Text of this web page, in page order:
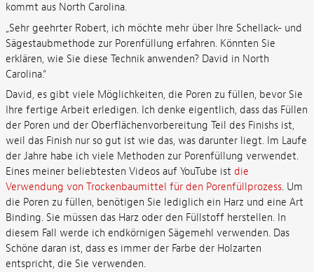
kommt aus North Carolina.
„Sehr geehrter Robert, ich möchte mehr über Ihre Schellack- und
Sägestaubmethode zur Porenfüllung erfahren. Könnten Sie
erklären, wie Sie diese Technik anwenden? David in North
Carolina.“
David, es gibt viele Möglichkeiten, die Poren zu füllen, bevor Sie
Ihre fertige Arbeit erledigen. Ich denke eigentlich, dass das Füllen
der Poren und der Oberflächenvorbereitung Teil des Finishs ist,
weil das Finish nur so gut ist wie das, was darunter liegt. Im Laufe
der Jahre habe ich viele Methoden zur Porenfüllung verwendet.
Eines meiner beliebtesten Videos auf YouTube ist die
Verwendung von Trockenbaumittel für den Porenfüllprozess. Um
die Poren zu füllen, benötigen Sie lediglich ein Harz und eine Art
Binding. Sie müssen das Harz oder den Füllstoff herstellen. In
diesem Fall werde ich endkörnigen Sägemehl verwenden. Das
Schöne daran ist, dass es immer der Farbe der Holzarten
entspricht, die Sie verwenden.